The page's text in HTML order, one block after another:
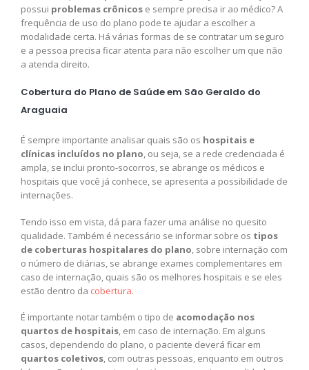
possui problemas crônicos e sempre precisa ir ao médico? A
frequência de uso do plano pode te ajudar a escolher a
modalidade certa. Há várias formas de se contratar um seguro
e a pessoa precisa ficar atenta para não escolher um que não
a atenda direito.
Cobertura do Plano de Saúde em São Geraldo do
Araguaia
É sempre importante analisar quais são os hospitais e
clínicas incluídos no plano, ou seja, se a rede credenciada é
ampla, se inclui pronto-socorros, se abrange os médicos e
hospitais que você já conhece, se apresenta a possibilidade de
internações.
Tendo isso em vista, dá para fazer uma análise no quesito
qualidade. Também é necessário se informar sobre os tipos
de coberturas hospitalares do plano, sobre internação com
o número de diárias, se abrange exames complementares em
caso de internação, quais são os melhores hospitais e se eles
estão dentro da cobertura.
É importante notar também o tipo de acomodação nos
quartos de hospitais, em caso de internação. Em alguns
casos, dependendo do plano, o paciente deverá ficar em
quartos coletivos, com outras pessoas, enquanto em outros